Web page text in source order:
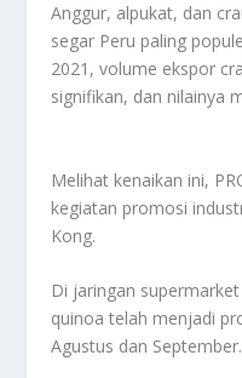
Anggur, alpukat, dan
segar Peru paling
2021, volume ekspor
signifikan, dan nilainya
Melihat kenaikan ini,
kegiatan promosi
Kong.
Di jaringan
quinoa telah menjadi
Agustus dan September.